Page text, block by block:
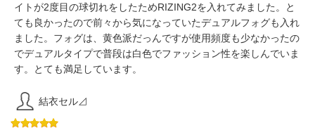
イトが2度目の球切れをしたためRIZING2を入れてみました。と
ても良かったので前々から気になっていたデュアルフォグも入れ
ました。フォグは、黄色派だっんですが使用頻度も少なかったの
でデュアルタイプで普段は白色でファッション性を楽しんでいま
す。とても満足しています。
結衣セル⊿